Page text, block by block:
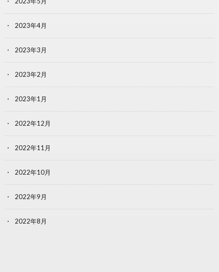
2023年4月
2023年3月
2023年2月
2023年1月
2022年12月
2022年11月
2022年10月
2022年9月
2022年8月